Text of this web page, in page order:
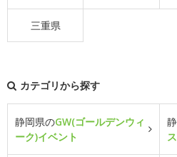
三重県
カテゴリから探す
静岡県のGW(ゴールデンウィ
ーク)イベント
ス